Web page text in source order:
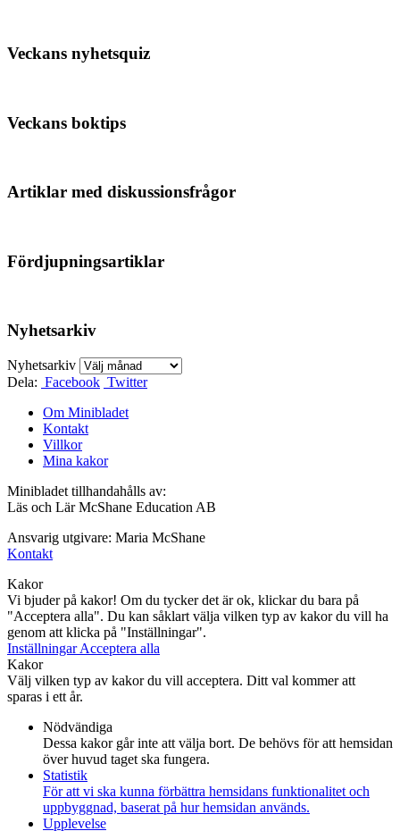
Veckans nyhetsquiz
Veckans boktips
Artiklar med diskussionsfrågor
Fördjupningsartiklar
Nyhetsarkiv
Nyhetsarkiv
Dela: Facebook Twitter
Om Minibladet
Kontakt
Villkor
Mina kakor
Minibladet tillhandahålls av:
Läs och Lär McShane Education AB
Ansvarig utgivare: Maria McShane
Kontakt
Kakor
Vi bjuder på kakor! Om du tycker det är ok, klickar du bara på
"Acceptera alla". Du kan såklart välja vilken typ av kakor du vill ha
genom att klicka på "Inställningar".
InställningarAcceptera alla
Kakor
Välj vilken typ av kakor du vill acceptera. Ditt val kommer att
sparas i ett år.
Nödvändiga
Dessa kakor går inte att välja bort. De behövs för att hemsidan
över huvud taget ska fungera.
Statistik
För att vi ska kunna förbättra hemsidans funktionalitet och
uppbyggnad, baserat på hur hemsidan används.
Upplevelse